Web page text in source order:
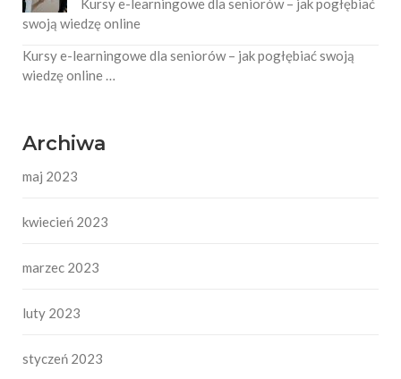
swoją wiedzę online
Kursy e-learningowe dla seniorów – jak pogłębiać swoją
wiedzę online …
Archiwa
maj 2023
kwiecień 2023
marzec 2023
luty 2023
styczeń 2023